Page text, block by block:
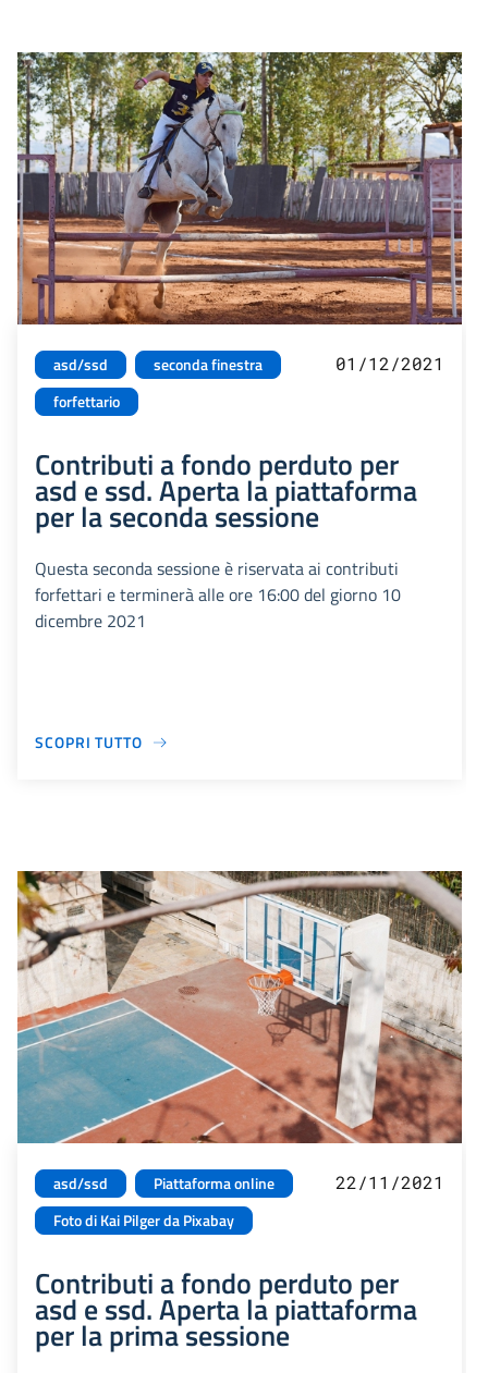
asd/ssd
seconda finestra
forfettario
01/12/2021
Contributi a fondo perduto per
asd e ssd. Aperta la piattaforma
per la seconda sessione
Questa seconda sessione è riservata ai contributi
forfettari e terminerà alle ore 16:00 del giorno 10
dicembre 2021
SCOPRI TUTTO
asd/ssd
Piattaforma online
Foto di Kai Pilger da Pixabay
22/11/2021
Contributi a fondo perduto per
asd e ssd. Aperta la piattaforma
per la prima sessione